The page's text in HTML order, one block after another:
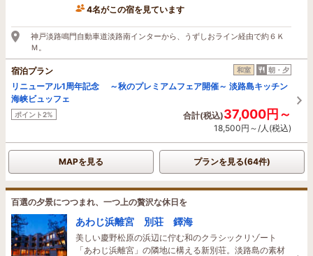
4名がこの宿を見ています
3時間前に予約されました
神戸淡路鳴門自動車道淡路南インターから、うずしおライン経由で約６Ｋ
Ｍ。
宿泊プラン 和室 朝・夕
リニューアル1周年記念 ～秋のプレミアムフェア開催～ 淡路島キッチン
海峡ビュッフェ
ポイント2% 合計(税込)37,000円～
18,500円～/人(税込)
MAPを見る プランを見る(64件)
百選の夕景につつまれ、一つ上の贅沢な休日を
あわじ浜離宮 別荘 鐸海
美しい慶野松原の浜辺に佇む和のクラシックリゾート
「あわじ浜離宮」の隣地に構える新別荘。淡路島の素材